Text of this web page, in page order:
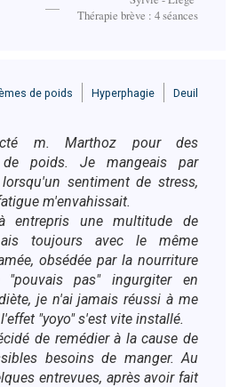
Thérapie brève : 4 séances
de poids Hyperphagie Deuil
m. Marthoz pour des
de poids. Je mangeais par
sentiment de stress,
m'envahissait.
entrepris une multitude de
toujours avec le même
obsédée par la nourriture
pas" ingurgiter en
je n'ai jamais réussi à me
"yoyo" s'est vite installé.
de remédier à la cause de
besoins de manger. Au
entrevues, après avoir fait